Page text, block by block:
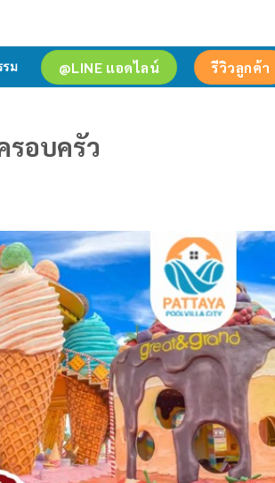
รม @LINE แอดไลน์ รีวิวลูกค้า
รอบครัว